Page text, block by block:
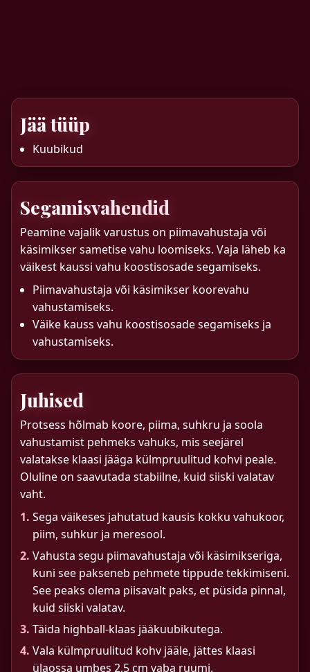
Jää tüüp
Kuubikud
Segamisvahendid
Peamine vajalik varustus on piimavahustaja või
käsimikser sametise vahu loomiseks. Vaja läheb ka
väikest kaussi vahu koostisosade segamiseks.
Piimavahustaja või käsimikser koorevahu
vahustamiseks.
Väike kauss vahu koostisosade segamiseks ja
vahustamiseks.
Juhised
Protsess hõlmab koore, piima, suhkru ja soola
vahustamist pehmeks vahuks, mis seejärel
valatakse klaasi jääga külmpruulitud kohvi peale.
Oluline on saavutada stabiilne, kuid siiski valatav
vaht.
1. Sega väikeses jahutatud kausis kokku vahukoor,
piim, suhkur ja meresool.
2. Vahusta segu piimavahustaja või käsimikseriga,
kuni see pakseneb pehmete tippude tekkimiseni.
See peaks olema piisavalt paks, et püsida pinnal,
kuid siiski valatav.
3. Täida highball-klaas jääkuubikutega.
4. Vala külmpruulitud kohv jääle, jättes klaasi
ülaossa umbes 2,5 cm vaba ruumi.